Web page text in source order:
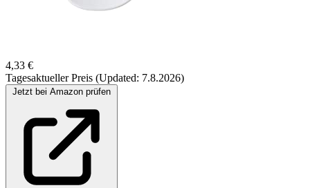
4,33 €
Tagesaktueller Preis (Updated: 7.8.2026)